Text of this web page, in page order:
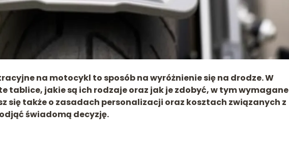
na motocykl to sposób na wyróżnienie się na drodze. W
tablice, jakie są ich rodzaje oraz jak je zdobyć, w tym wymagane
się także o zasadach personalizacji oraz kosztach związanych z
świadomą decyzję.